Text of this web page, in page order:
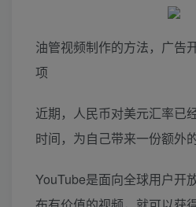
油管视频制作的方法，广告
项
近期，人民币对美元汇率已
时间，为自己带来一份额外
YouTube是面向全球用户开